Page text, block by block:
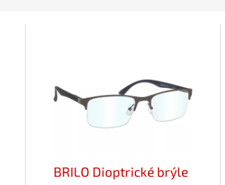
BRILO Dioptrické brýle